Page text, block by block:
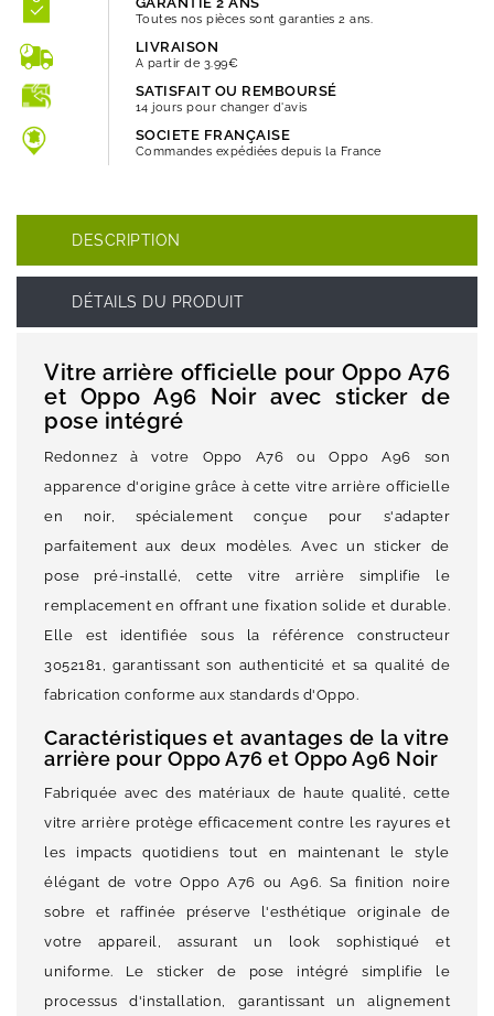
Toutes nos pièces sont garanties 2 ans.
LIVRAISON
A partir de 3.99€
SATISFAIT OU REMBOURSÉ
14 jours pour changer d'avis
SOCIETE FRANÇAISE
Commandes expédiées depuis la France
DESCRIPTION
DÉTAILS DU PRODUIT
Vitre arrière officielle pour Oppo A76
et Oppo A96 Noir avec sticker de
pose intégré
Redonnez à votre Oppo A76 ou Oppo A96 son
apparence d'origine grâce à cette vitre arrière officielle
en noir, spécialement conçue pour s'adapter
parfaitement aux deux modèles. Avec un sticker de
pose pré-installé, cette vitre arrière simplifie le
remplacement en offrant une fixation solide et durable.
Elle est identifiée sous la référence constructeur
3052181, garantissant son authenticité et sa qualité de
fabrication conforme aux standards d'Oppo.
Caractéristiques et avantages de la vitre
arrière pour Oppo A76 et Oppo A96 Noir
Fabriquée avec des matériaux de haute qualité, cette
vitre arrière protège efficacement contre les rayures et
les impacts quotidiens tout en maintenant le style
élégant de votre Oppo A76 ou A96. Sa finition noire
sobre et raffinée préserve l'esthétique originale de
votre appareil, assurant un look sophistiqué et
uniforme. Le sticker de pose intégré simplifie le
processus d'installation, garantissant un alignement